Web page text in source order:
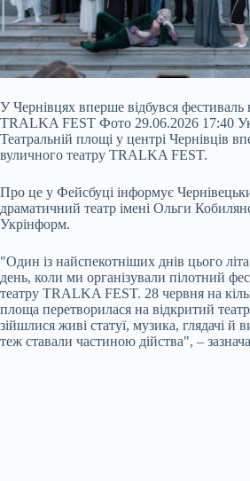
У Чернівцях вперше відбувся фестиваль
TRALKA FEST Фото 29.06.2026 17:40
Театральній площі у центрі Чернівців
вуличного театру TRALKA FEST.
Про це у Фейсбуці інформує
драматичний театр імені Ольги
Укрінформ.
"Один із найспекотніших днів цього
день, коли ми організували пілотний
театру TRALKA FEST. 28 червня на
площа перетворилася на відкритий
зійшлися живі статуї, музика, глядачі й
теж ставали частиною дійства", –